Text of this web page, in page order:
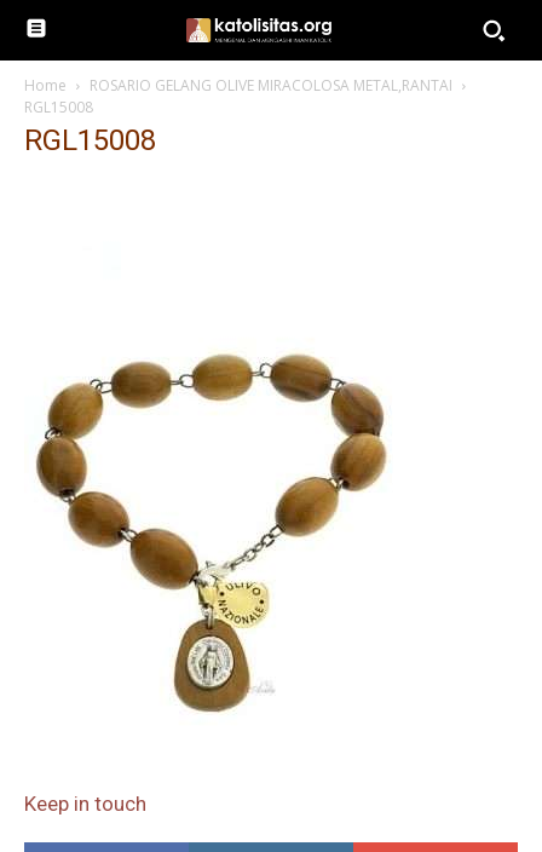
Home
ROSARIO GELANG OLIVE MIRACOLOSA METAL,RANTAI
RGL15008
RGL15008
Keep in touch